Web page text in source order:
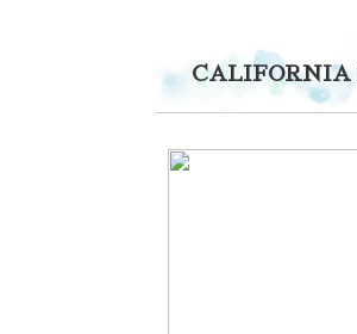
CALIFORNIA